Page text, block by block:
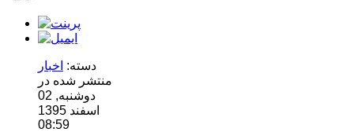
دسته: اخبار
منتشر شده در
دوشنبه, 02
اسفند 1395
08:59